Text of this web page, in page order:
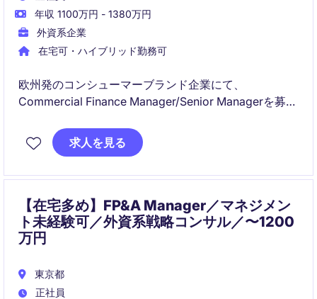
年収 1100万円 - 1380万円
外資系企業
在宅可・ハイブリッド勤務可
欧州発のコンシューマーブランド企業にて、
Commercial Finance Manager/Senior Managerを募集
がら経営陣のビジネスパートナーとして事業成長と収
益性向上をリードする、戦略性の高いポジションで
求人を見る
【在宅多め】FP&A Manager／マネジメン
ト未経験可／外資系戦略コンサル／〜1200
万円
東京都
正社員